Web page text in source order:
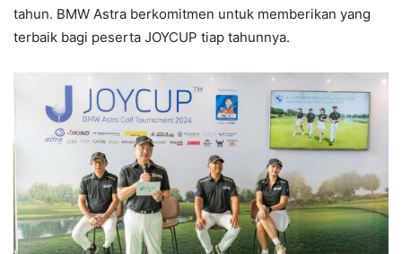
tahun. BMW Astra berkomitmen untuk memberikan yang
terbaik bagi peserta JOYCUP tiap tahunnya.